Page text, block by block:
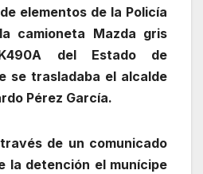
elementos de la Policía
camioneta Mazda gris
del Estado de
se trasladaba el alcalde
Pérez García.
de un comunicado
la detención el munícipe